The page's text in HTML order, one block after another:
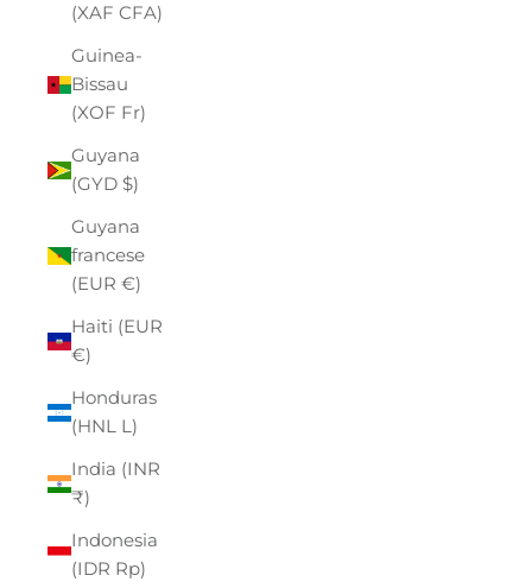
(XAF CFA)
Guinea-
Bissau
(XOF Fr)
Guyana
(GYD $)
Guyana
francese
(EUR €)
Haiti (EUR
€)
Honduras
(HNL L)
India (INR
₹)
Indonesia
(IDR Rp)